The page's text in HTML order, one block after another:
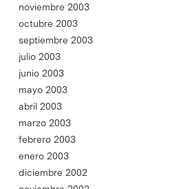
noviembre 2003
octubre 2003
septiembre 2003
julio 2003
junio 2003
mayo 2003
abril 2003
marzo 2003
febrero 2003
enero 2003
diciembre 2002